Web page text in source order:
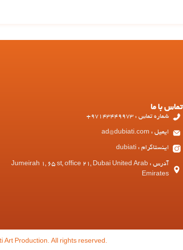
تماس با ما
شماره تماس : 97143449973+
ایمیل : ad@dubiati.com
اینستاگرام : dubiati
آدرس : Jumeirah 1, 65 st, office 21, Dubai United Arab
Emirates
Art Production. All rights reserved.